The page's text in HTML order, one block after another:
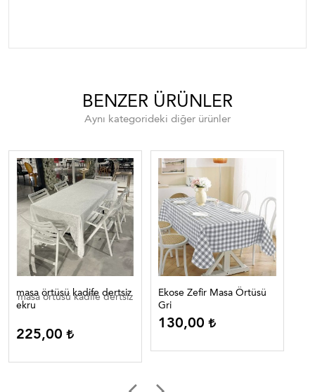
BENZER ÜRÜNLER
Aynı kategorideki diğer ürünler
masa örtüsü kadife dertsiz
ekru
masa örtüsü kadife dertsiz
225,00
Ekose Zefir Masa Örtüsü
Gri
130,00